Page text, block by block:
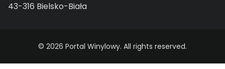
43-316 Bielsko-Biała
© 2026 Portal Winylowy. All rights reserved.